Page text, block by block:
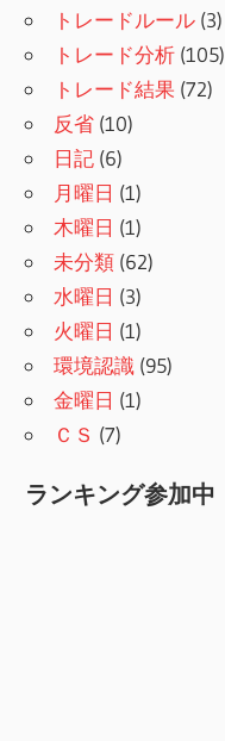
トレードルール (3)
トレード分析 (105)
トレード結果 (72)
反省 (10)
日記 (6)
月曜日 (1)
木曜日 (1)
未分類 (62)
水曜日 (3)
火曜日 (1)
環境認識 (95)
金曜日 (1)
ＣＳ (7)
ランキング参加中